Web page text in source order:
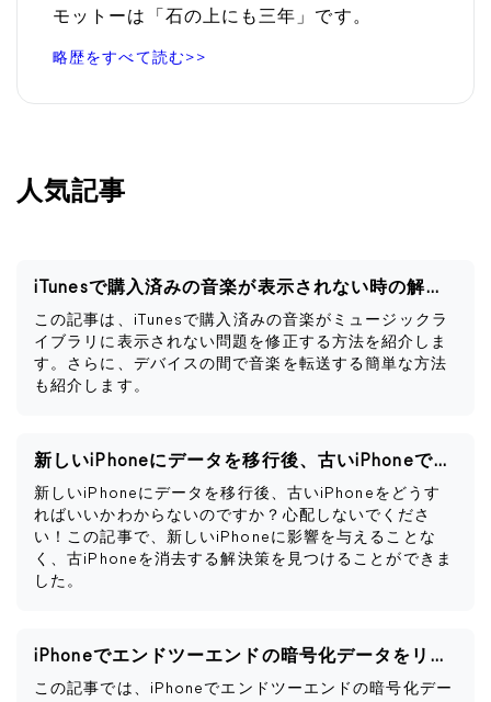
モットーは「石の上にも三年」です。
略歴をすべて読む>>
人気記事
iTunesで購入済みの音楽が表示されない時の解決策
この記事は、iTunesで購入済みの音楽がミュージックラ
イブラリに表示されない問題を修正する方法を紹介しま
す。さらに、デバイスの間で音楽を転送する簡単な方法
も紹介します。
新しいiPhoneにデータを移行後、古いiPhoneですべきこと
新しいiPhoneにデータを移行後、古いiPhoneをどうす
ればいいかわからないのですか？心配しないでくださ
い！この記事で、新しいiPhoneに影響を与えることな
く、古iPhoneを消去する解決策を見つけることができま
した。
iPhoneでエンドツーエンドの暗号化データをリセットするとどうなるか
この記事では、iPhoneでエンドツーエンドの暗号化デー